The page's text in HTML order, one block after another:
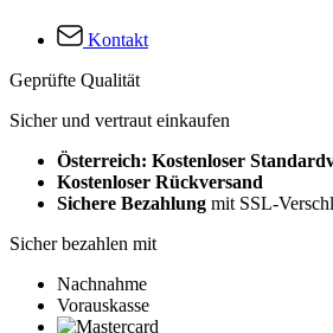
Kontakt
Geprüfte Qualität
Sicher und vertraut einkaufen
Österreich: Kostenloser
Kostenloser Rückversand
Sichere Bezahlung mit SSL-
Sicher bezahlen mit
Nachnahme
Vorauskasse